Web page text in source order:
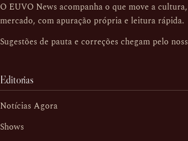
O EUVO News acompanha o que move a
mercado, com apuração própria e leitura rápida.
Sugestões de pauta e correções chegam pelo
Editorias
Notícias Agora
Shows